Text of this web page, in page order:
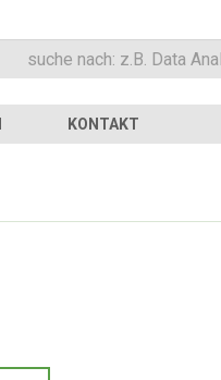
KONTAKT